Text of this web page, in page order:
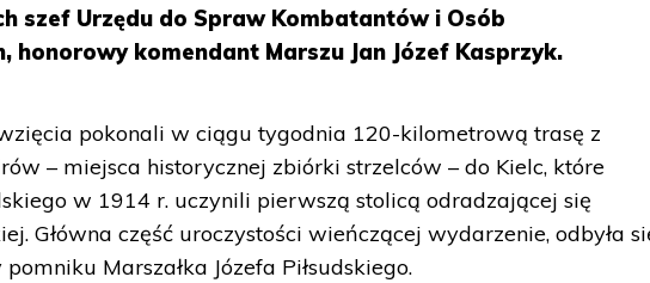
szef Urzędu do Spraw Kombatantów i Osób
honorowy komendant Marszu Jan Józef Kasprzyk.
pokonali w ciągu tygodnia 120-kilometrową trasę z
– miejsca historycznej zbiórki strzelców – do Kielc, które
w 1914 r. uczynili pierwszą stolicą odradzającej się
Główna część uroczystości wieńczącej wydarzenie, odbyła
Marszałka Józefa Piłsudskiego.